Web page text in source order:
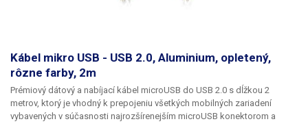
Kábel mikro USB - USB 2.0, Aluminium, opletený,
rôzne farby, 2m
Prémiový dátový a nabíjací kábel microUSB do USB 2.0 s dĺžkou 2
metrov, ktorý je vhodný k prepojeniu všetkých mobilných zariadení
vybavených v súčasnosti najrozšírenejším microUSB konektorom a